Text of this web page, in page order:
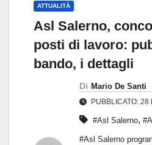
ATTUALITÀ
Asl Salerno,
posti di lavoro:
bando, i dettagli
Di Mario De Santi
PUBBLICATO:
#Asl Salerno,
#Asl Salerno